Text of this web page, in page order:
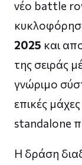
νέο battle
2025 και
της σειράς
γνώριμο
επικές
standalone
Η δράση